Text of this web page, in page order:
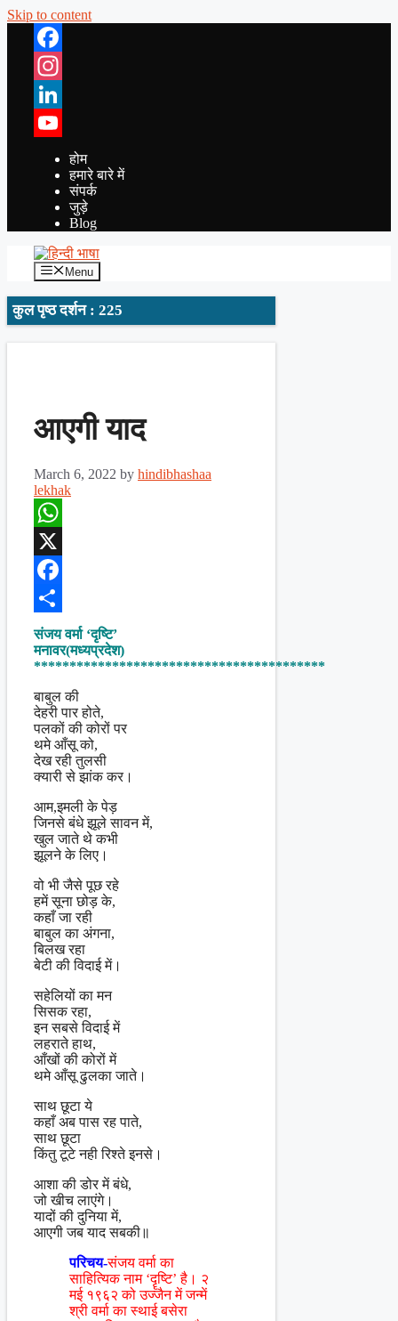
Skip to content
Facebook
Instagram
LinkedIn
YouTube
होम
हमारे बारे में
संपर्क
जुड़े
Blog
Menu
कुल पृष्ठ दर्शन : 225
आएगी याद
March 6, 2022 by hindibhashaa
lekhak
WhatsApp
X
Facebook
Share
संजय वर्मा ‘दृष्टि’
मनावर(मध्यप्रदेश)
*****************************************
बाबुल की
देहरी पार होते,
पलकों की कोरों पर
थमे आँसू को,
देख रही तुलसी
क्यारी से झांक कर।
आम,इमली के पेड़
जिनसे बंधे झूले सावन में,
खुल जाते थे कभी
झूलने के लिए।
वो भी जैसे पूछ रहे
हमें सूना छोड़ के,
कहाँ जा रही
बाबुल का अंगना,
बिलख रहा
बेटी की विदाई में।
सहेलियों का मन
सिसक रहा,
इन सबसे विदाई में
लहराते हाथ,
आँखों की कोरों में
थमे आँसू ढुलका जाते।
साथ छूटा ये
कहाँ अब पास रह पाते,
साथ छूटा
किंतु टूटे नही रिश्ते इनसे।
आशा की डोर में बंधे,
जो खीच लाएंगे।
यादों की दुनिया में,
आएगी जब याद सबकी॥
परिचय-संजय वर्मा का
साहित्यिक नाम ‘दॄष्टि’ है। २
मई १९६२ को उज्जैन में जन्में
श्री वर्मा का स्थाई बसेरा